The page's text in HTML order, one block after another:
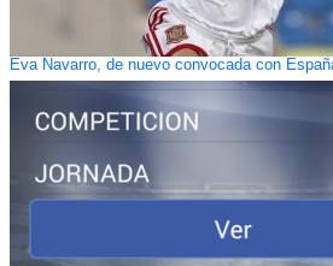
Eva Navarro, de nuevo convocada con